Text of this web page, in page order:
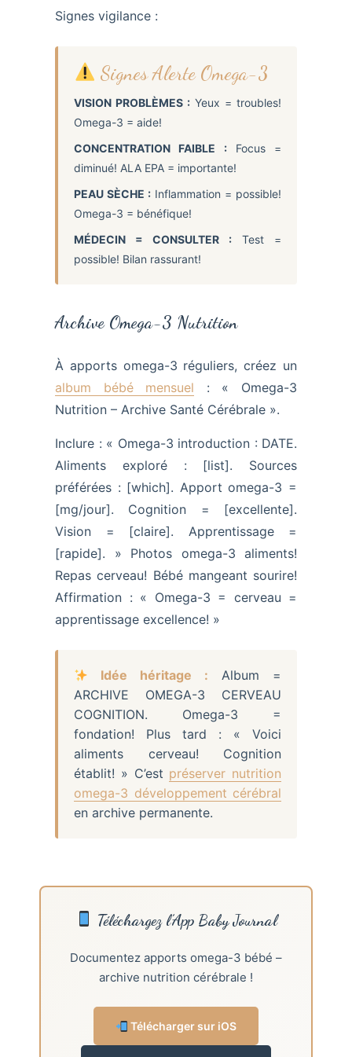
Signes vigilance :
Signes Alerte Omega-3
VISION PROBLÈMES : Yeux = troubles!
Omega-3 = aide!
CONCENTRATION FAIBLE :Focus =
diminué! ALA EPA = importante!
PEAU SÈCHE : Inflammation = possible!
Omega-3 = bénéfique!
MÉDECIN = CONSULTER : Test =
possible! Bilan rassurant!
Archive Omega-3 Nutrition
À apports omega-3 réguliers, créez un
album bébé mensuel : « Omega-3
Nutrition – Archive Santé Cérébrale ».
Inclure : « Omega-3 introduction : DATE.
Aliments exploré : [list]. Sources
préférées : [which]. Apport omega-3 =
[mg/jour]. Cognition = [excellente].
Vision = [claire]. Apprentissage =
[rapide]. » Photos omega-3 aliments!
Repas cerveau! Bébé mangeant sourire!
Affirmation : « Omega-3 = cerveau =
apprentissage excellence! »
Idée héritage : Album =
ARCHIVE OMEGA-3 CERVEAU
COGNITION. Omega-3 =
fondation! Plus tard : « Voici
aliments cerveau! Cognition
établit! » C’est préserver nutrition
omega-3 développement cérébral
en archive permanente.
Téléchargez l’App Baby Journal
Documentez apports omega-3 bébé –
archive nutrition cérébrale !
Télécharger sur iOS